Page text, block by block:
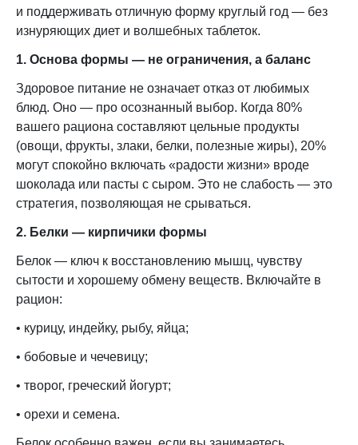
и поддерживать отличную форму круглый год — без
изнуряющих диет и волшебных таблеток.
1. Основа формы — не ограничения, а баланс
Здоровое питание не означает отказ от любимых
блюд. Оно — про осознанный выбор. Когда 80%
вашего рациона составляют цельные продукты
(овощи, фрукты, злаки, белки, полезные жиры), 20%
могут спокойно включать «радости жизни» вроде
шоколада или пасты с сыром. Это не слабость — это
стратегия, позволяющая не срываться.
2. Белки — кирпичики формы
Белок — ключ к восстановлению мышц, чувству
сытости и хорошему обмену веществ. Включайте в
рацион:
• курицу, индейку, рыбу, яйца;
• бобовые и чечевицу;
• творог, греческий йогурт;
• орехи и семена.